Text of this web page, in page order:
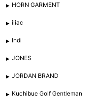
HORN GARMENT
iliac
Indi
JONES
JORDAN BRAND
Kuchibue Golf Gentleman